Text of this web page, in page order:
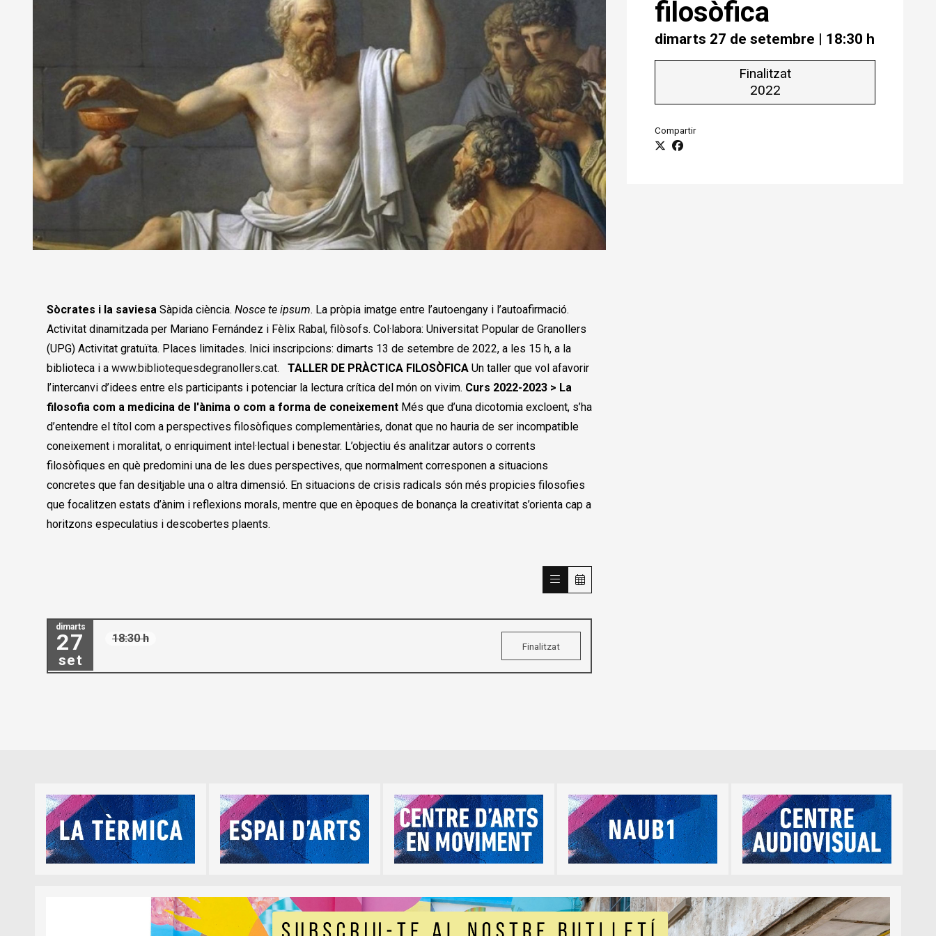
filosòfica
dimarts 27 de setembre | 18:30 h
Finalitzat
2022
Compartir
Sòcrates i la saviesa Sàpida ciència.Nosce te ipsum. La pròpia imatge entre l’autoengany i l’autoafirmació.
Activitat dinamitzada per Mariano Fernández i Fèlix Rabal, filòsofs. Col·labora: Universitat Popular de Granollers
(UPG) Activitat gratuïta. Places limitades. Inici inscripcions: dimarts 13 de setembre de 2022, a les 15 h, a la
biblioteca i awww.bibliotequesdegranollers.cat.TALLER DE PRÀCTICA FILOSÒFICA Un taller que vol afavorir
l’intercanvi d’idees entre els participants i potenciar la lectura crítica del món on vivim. Curs 2022-2023 > La
filosofia com a medicina de l'ànima o com a forma de coneixement Més que d’una dicotomia excloent, s’ha
d’entendre el títol com a perspectives filosòfiques complementàries, donat que no hauria de ser incompatible
coneixement i moralitat, o enriquiment intel·lectual i benestar. L’objectiu és analitzar autors o corrents
filosòfiques en què predomini una de les dues perspectives, que normalment corresponen a situacions
concretes que fan desitjable una o altra dimensió. En situacions de crisis radicals són més propicies filosofies
que focalitzen estats d’ànim i reflexions morals, mentre que en èpoques de bonança la creativitat s’orienta cap a
horitzons especulatius i descobertes plaents.
dimarts
27
set
18:30 h
Finalitzat